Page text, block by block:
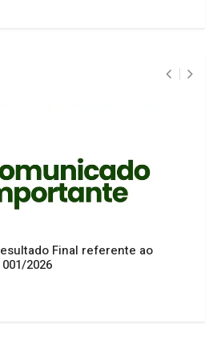
Final referente ao
2026